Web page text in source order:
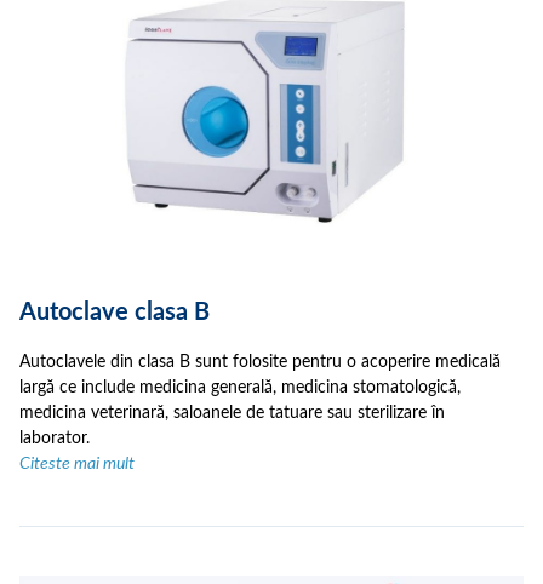
Autoclave clasa B
Autoclavele din clasa B sunt folosite pentru o acoperire medicală
largă ce include medicina generală, medicina stomatologică,
medicina veterinară, saloanele de tatuare sau sterilizare în
laborator.
Citeste mai mult